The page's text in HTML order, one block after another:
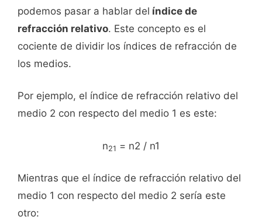
podemos pasar a hablar del índice de
refracción relativo. Este concepto es el
cociente de dividir los índices de refracción de
los medios.
Por ejemplo, el índice de refracción relativo del
medio 2 con respecto del medio 1 es este:
n21 = n2 / n1
Mientras que el índice de refracción relativo del
medio 1 con respecto del medio 2 sería este
otro: